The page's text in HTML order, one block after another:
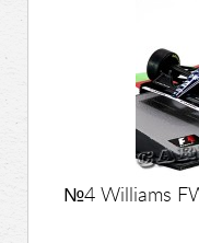
№4 Williams